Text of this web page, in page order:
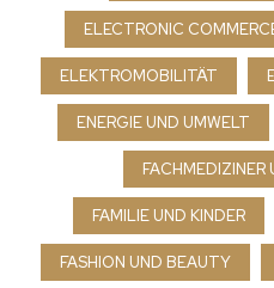
ELECTRONIC
ELEKTROMOBILITÄT
ENERGIE UND UMWELT
FACHMEDIZINER
FAMILIE UND KINDER
FASHION UND BEAUTY